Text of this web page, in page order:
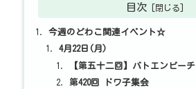
目次
今週のどわこ関連イベント☆
4月22日(月)
【第五十二回】バトエンビーチ
第420回 ドワ子集会